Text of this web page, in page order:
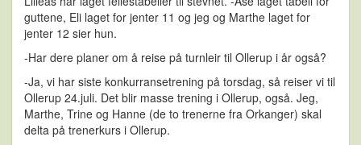
guttene, Eli laget for jenter 11 og jeg og Marthe laget for
jenter 12 sier hun.
-Har dere planer om å reise på turnleir til Ollerup i år også?
-Ja, vi har siste konkurransetrening på torsdag, så reiser vi til
Ollerup 24.juli. Det blir masse trening i Ollerup, også. Jeg,
Marthe, Trine og Hanne (de to trenerne fra Orkanger) skal
delta på trenerkurs i Ollerup.